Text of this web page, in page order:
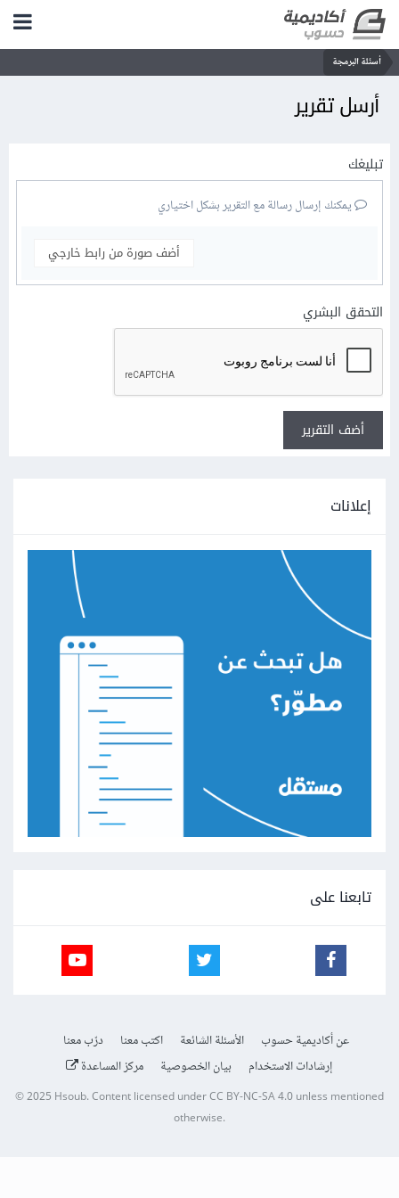
أسئلة البرمجة
أرسل تقرير
تبليغك
يمكنك إرسال رسالة مع التقرير بشكل اختياري
أضف صورة من رابط خارجي
التحقق البشري
أضف التقرير
إعلانات
تابعنا على
عن أكاديمية حسوب الأسئلة الشائعة اكتب معنا
درّب معنا
إرشادات الاستخدام
بيان الخصوصية مركز المساعدة
© 2025 Hsoub.Content licensed underCC BY-NC-SA 4.0unless mentioned
otherwise.